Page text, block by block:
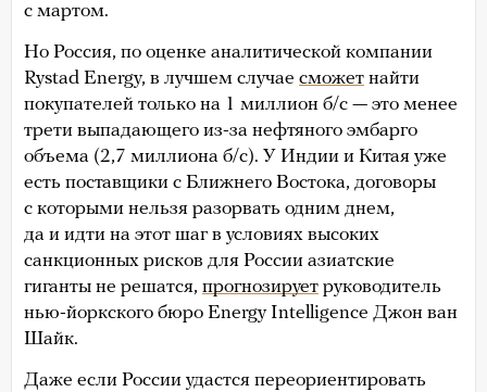
с мартом.
Но Россия, по оценке аналитической компании
Rystad Energy, в лучшем случае сможет найти
покупателей только на 1 миллион б/с — это менее
трети выпадающего из-за нефтяного эмбарго
объема (2,7 миллиона б/с). У Индии и Китая уже
есть поставщики с Ближнего Востока, договоры
с которыми нельзя разорвать одним днем,
да и идти на этот шаг в условиях высоких
санкционных рисков для России азиатские
гиганты не решатся, прогнозирует руководитель
нью-йоркского бюро Energy Intelligence Джон ван
Шайк.
Даже если России удастся переориентировать